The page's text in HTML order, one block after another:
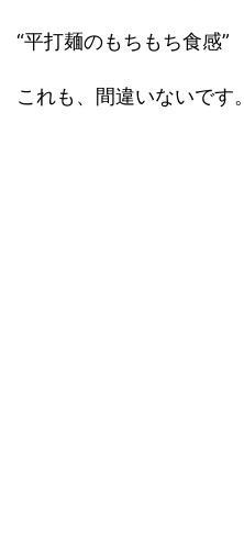
“平打麺のもちもち食感”
これも、間違いないです。